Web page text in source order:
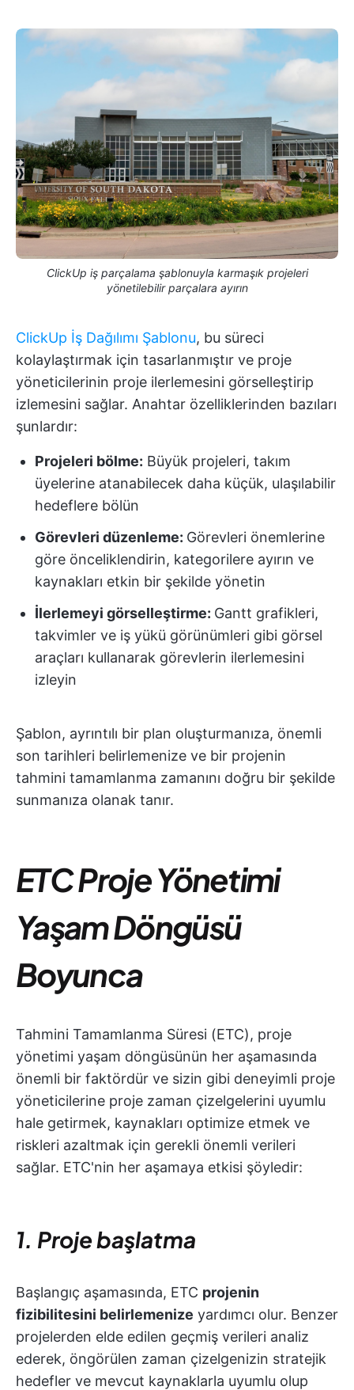
ClickUp iş parçalama şablonuyla karmaşık projeleri
yönetilebilir parçalara ayırın
ClickUp İş Dağılımı Şablonu, bu süreci
kolaylaştırmak için tasarlanmıştır ve proje
yöneticilerinin proje ilerlemesini görselleştirip
izlemesini sağlar. Anahtar özelliklerinden bazıları
şunlardır:
Projeleri bölme: Büyük projeleri, takım
üyelerine atanabilecek daha küçük, ulaşılabilir
hedeflere bölün
Görevleri düzenleme: Görevleri önemlerine
göre önceliklendirin, kategorilere ayırın ve
kaynakları etkin bir şekilde yönetin
İlerlemeyi görselleştirme: Gantt grafikleri,
takvimler ve iş yükü görünümleri gibi görsel
araçları kullanarak görevlerin ilerlemesini
izleyin
Şablon, ayrıntılı bir plan oluşturmanıza, önemli
son tarihleri belirlemenize ve bir projenin
tahmini tamamlanma zamanını doğru bir şekilde
sunmanıza olanak tanır.
ETC Proje Yönetimi
Yaşam Döngüsü
Boyunca
Tahmini Tamamlanma Süresi (ETC), proje
yönetimi yaşam döngüsünün her aşamasında
önemli bir faktördür ve sizin gibi deneyimli proje
yöneticilerine proje zaman çizelgelerini uyumlu
hale getirmek, kaynakları optimize etmek ve
riskleri azaltmak için gerekli önemli verileri
sağlar. ETC'nin her aşamaya etkisi şöyledir:
1. Proje başlatma
Başlangıç aşamasında, ETC projenin
fizibilitesini belirlemenize yardımcı olur. Benzer
projelerden elde edilen geçmiş verileri analiz
ederek, öngörülen zaman çizelgenizin stratejik
hedefler ve mevcut kaynaklarla uyumlu olup